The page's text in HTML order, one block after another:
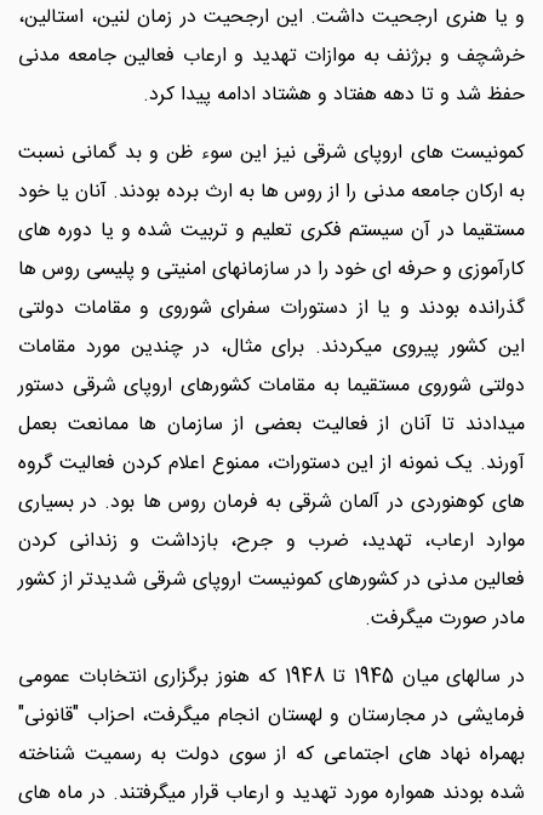
و یا هنری ارجحیت داشت. این ارجحیت در زمان لنین، استالین،
خرشچف و برژنف به موازات تهدید و ارعاب فعالین جامعه مدنی
حفظ شد و تا دهه هفتاد و هشتاد ادامه پیدا کرد.
کمونیست های اروپای شرقی نیز این سوء ظن و بد گمانی نسبت
به ارکان جامعه مدنی را از روس ها به ارث برده بودند. آنان یا خود
مستقیما در آن سیستم فکری تعلیم و تربیت شده و یا دوره های
کارآموزی و حرفه ای خود را در سازمانهای امنیتی و پلیسی روس ها
گذرانده بودند و یا از دستورات سفرای شوروی و مقامات دولتی
این کشور پیروی میکردند. برای مثال، در چندین مورد مقامات
دولتی شوروی مستقیما به مقامات کشورهای اروپای شرقی دستور
میدادند تا آنان از فعالیت بعضی از سازمان ها ممانعت بعمل
آورند. یک نمونه از این دستورات، ممنوع اعلام کردن فعالیت گروه
های کوهنوردی در آلمان شرقی به فرمان روس ها بود. در بسیاری
موارد ارعاب، تهدید، ضرب و جرح، بازداشت و زندانی کردن
فعالین مدنی در کشورهای کمونیست اروپای شرقی شدیدتر از کشور
مادر صورت میگرفت.
در سالهای میان 1945 تا 1948 که هنوز برگزاری انتخابات عمومی
فرمایشی در مجارستان و لهستان انجام میگرفت، احزاب "قانونی"
بهمراه نهاد های اجتماعی که از سوی دولت به رسمیت شناخته
شده بودند همواره مورد تهدید و ارعاب قرار میگرفتند. در ماه های